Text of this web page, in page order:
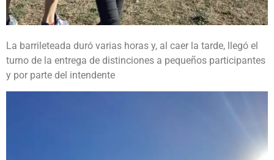
La barrileteada duró varias horas y, al caer la tarde, llegó el
turno de la entrega de distinciones a pequeños participantes
y por parte del intendente